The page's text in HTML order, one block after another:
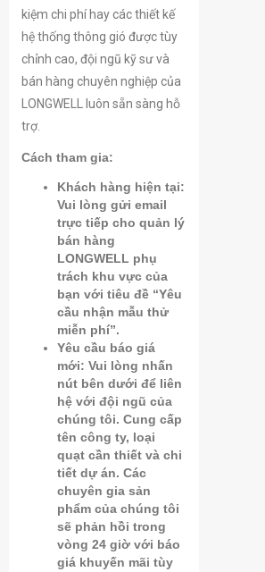
kiệm chi phí hay các thiết kế
hệ thống thông gió được tùy
chỉnh cao, đội ngũ kỹ sư và
bán hàng chuyên nghiệp của
LONGWELL luôn sẵn sàng hỗ
trợ.
Cách tham gia:
Khách hàng hiện tại:
Vui lòng gửi email
trực tiếp cho quản lý
bán hàng
LONGWELL phụ
trách khu vực của
bạn với tiêu đề “Yêu
cầu nhận mẫu thử
miễn phí”.
Yêu cầu báo giá
mới: Vui lòng nhấn
nút bên dưới để liên
hệ với đội ngũ của
chúng tôi. Cung cấp
tên công ty, loại
quạt cần thiết và chi
tiết dự án. Các
chuyên gia sản
phẩm của chúng tôi
sẽ phản hồi trong
vòng 24 giờ với báo
giá khuyến mãi tùy